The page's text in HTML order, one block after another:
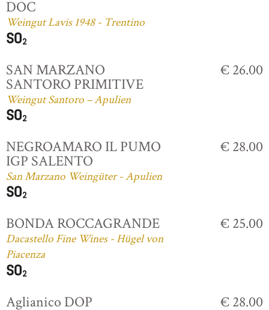
DOC
Weingut Lavis 1948 - Trentino
SAN MARZANO
SANTORO PRIMITIVE
Weingut Santoro – Apulien
€ 26.00
NEGROAMARO IL PUMO
IGP SALENTO
San Marzano Weingüter - Apulien
€ 28.00
BONDA ROCCAGRANDE
Dacastello Fine Wines - Hügel von
Piacenza
€ 25.00
Aglianico DOP € 28.00